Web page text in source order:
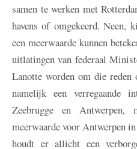
samen te werken met
havens of omgekeerd. Neen,
een meerwaarde kunnen
uitlatingen van federaal
Lanotte worden om die
namelijk een verregaande
Zeebrugge en
meerwaarde voor Antwerpen
houdt er allicht een